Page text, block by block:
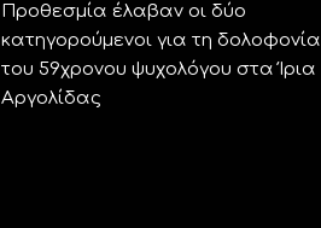
Προθεσμία έλαβαν οι δύο
κατηγορούμενοι για τη δολοφονία
του 59χρονου ψυχολόγου στα Ίρια
Αργολίδας